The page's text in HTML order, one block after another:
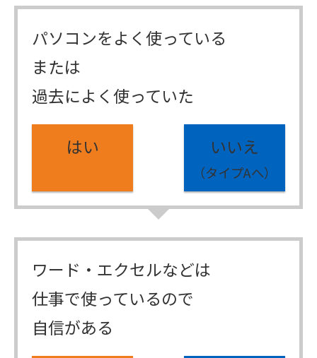
パソコンをよく使っている
または
過去によく使っていた
はい いいえ
（タイプAへ）
ワード・エクセルなどは
仕事で使っているので
自信がある